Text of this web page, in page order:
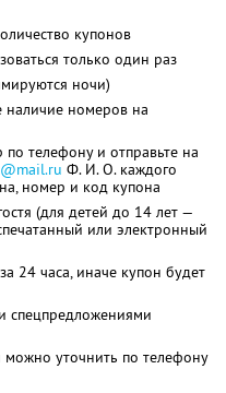
купонов
только один раз
ночи)
наличие номеров на
телефону и отправьте на
Ф. И. О.каждого
номер и код купона
(для детей до 14 лет —
или электронный
24 часа, иначе купон будет
спецпредложениями
уточнить по телефону